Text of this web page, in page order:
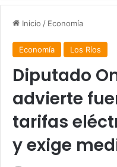
Inicio / Economía
Economía Los Ríos
Diputado
advierte
tarifas
y exige